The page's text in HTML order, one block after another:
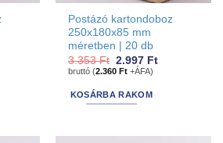
Postázó kartondoboz
250x180x85 mm
méretben | 20 db
3.353Ft Original
price
3.353 Ft.
2.997 FtCurrent
bruttó (2.360Ft +ÁFA)
KOSÁRBA RAKOM